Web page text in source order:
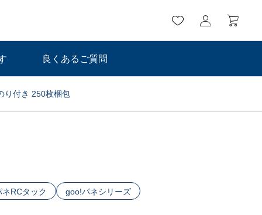
良くあるご質問
り付き 250枚梱包
RCタック goo!パネシリーズ